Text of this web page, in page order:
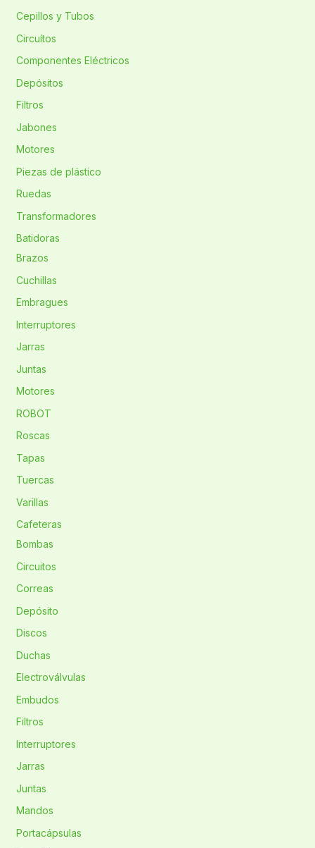
Cepillos y Tubos
Circuítos
Componentes Eléctricos
Depósitos
Filtros
Jabones
Motores
Piezas de plástico
Ruedas
Transformadores
Batidoras
Brazos
Cuchillas
Embragues
Interruptores
Jarras
Juntas
Motores
ROBOT
Roscas
Tapas
Tuercas
Varillas
Cafeteras
Bombas
Circuitos
Correas
Depósito
Discos
Duchas
Electroválvulas
Embudos
Filtros
Interruptores
Jarras
Juntas
Mandos
Portacápsulas